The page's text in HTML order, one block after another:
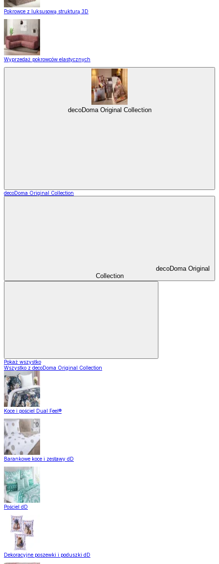
Pokrowce z luksusową strukturą 3D
Wyprzedaż pokrowców elastycznych
decoDoma Original Collection
decoDoma Original Collection
decoDoma Original
Collection
Pokaż wszystko
Wszystko z decoDoma Original Collection
Koce i pościel Dual Feel®
Barankowe koce i zestawy dD
Pościel dD
Dekoracyjne poszewki i poduszki dD